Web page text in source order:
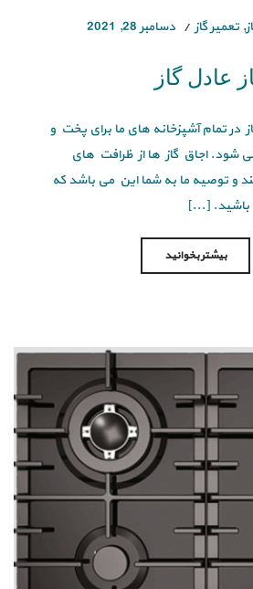
, تعمیر گاز دسامبر 28, 2021
عادل گاز
در تمام آشپزخانه های ما برای پخت و
شود. اجاق گاز ها از ظرافت های
و توصیه ما به شما این می باشد که
باشید. [...]
بیشتر بخوانید